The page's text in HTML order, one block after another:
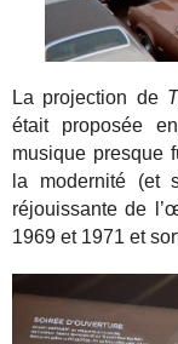
La projection de
était proposée
musique presque
la modernité (et
réjouissante de
1969 et 1971 et